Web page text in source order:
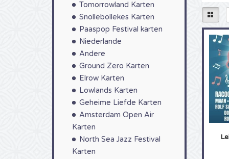
Tomorrowland Karten
Snollebollekes Karten
Paaspop Festival karten
Niederlande
Andere
Ground Zero Karten
Elrow Karten
Lowlands Karten
Geheime Liefde Karten
Amsterdam Open Air
Karten
North Sea Jazz Festival
Karten
Sie
Sie
die
von
Sie